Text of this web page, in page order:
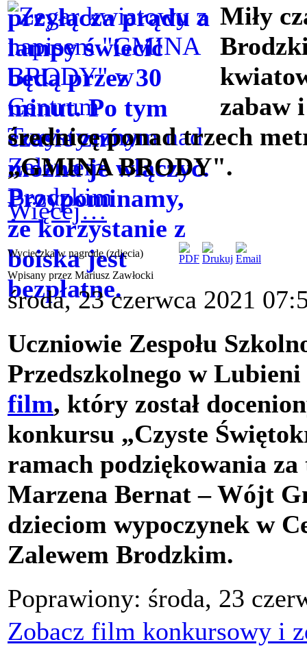
Miły
zabaw
średnicę ponad trzech
„GMINA BRODY".
Więcej…
Wycieczka w nagrodę (zdjęcia)
Wpisany przez Mariusz Zawłocki
środa, 23 czerwca 2021
Uczniowie Zespołu
Przedszkolnego w Lubieni
film, który został
konkursu „Czyste
ramach podziękowania za
Marzena Bernat – Wójt
dzieciom wypoczynek w
Zalewem Brodzkim.
Poprawiony: środa, 23
Zobacz film konkursowy i